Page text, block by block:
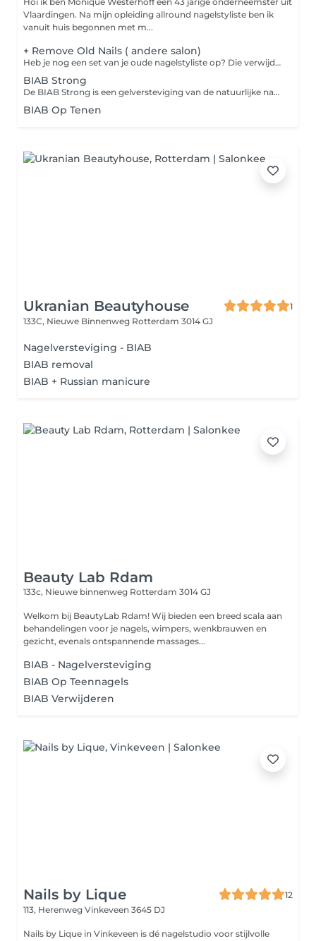
Vlaardingen. Na mijn opleiding allround nagelstyliste ben ik
vanuit huis begonnen met m...
+ Remove Old Nails ( andere salon)
Heb je nog een set van je oude nagelstyliste op? Die verwijderen we eerst compleet, geen uitzonderingen. Zo hebben wij in onze relatie een Fresh start en geen akward (nagel) situaties.
BIAB Strong
De BIAB Strong is een gelversteviging van de natuurlijke nagel op de eigen lengte of een nabehandeling van kunstnagels. We verstevigen de vrije rand en corrigeren een afwijkende groei of vorm waar nodig. Wil je een extra zoals Babyboom of French Manicure kies dan onder categorie extra's.
BIAB Op Tenen
Ukranian Beautyhouse
1
133C, Nieuwe Binnenweg Rotterdam 3014 GJ
Nagelversteviging - BIAB
BIAB removal
BIAB + Russian manicure
Beauty Lab Rdam
133c, Nieuwe binnenweg Rotterdam 3014 GJ
Welkom bij BeautyLab Rdam! Wij bieden een breed scala aan
behandelingen voor je nagels, wimpers, wenkbrauwen en
gezicht, evenals ontspannende massages...
BIAB - Nagelversteviging
BIAB Op Teennagels
BIAB Verwijderen
Nails by Lique
12
113, Herenweg Vinkeveen 3645 DJ
Nails by Lique in Vinkeveen is dé nagelstudio voor stijlvolle